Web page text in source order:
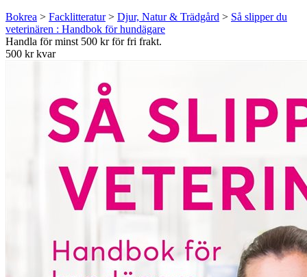
Bokrea > Facklitteratur> Djur, Natur & Trädgård > Så slipper du
veterinären : Handbok för hundägare
Handla för minst 500 kr för fri frakt.
500 kr kvar